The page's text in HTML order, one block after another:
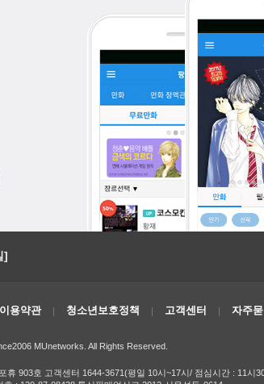
]
이용약관 청소년보호정책 고객센터 자주
MUnetworks. All Rights Reserved.
휴 903호 고객센터 1644-3671(평일 10시~17시/ 점심시간 : 11시